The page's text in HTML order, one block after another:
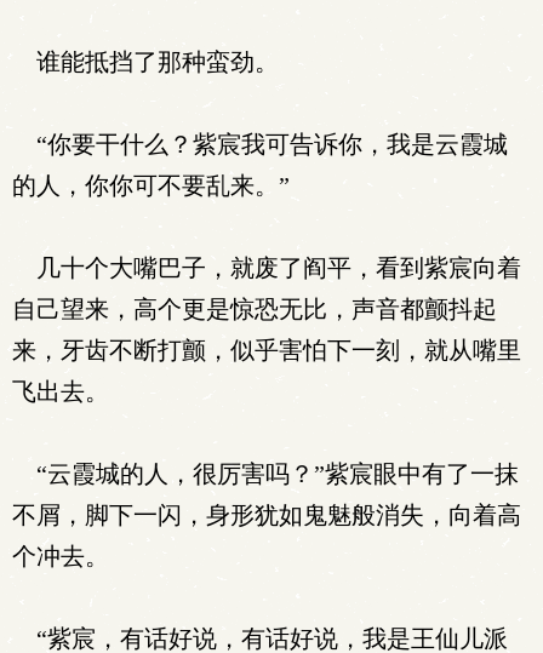
谁能抵挡了那种蛮劲。
“你要干什么？紫宸我可告诉你，我是云霞城
的人，你你可不要乱来。”
几十个大嘴巴子，就废了阎平，看到紫宸向着
自己望来，高个更是惊恐无比，声音都颤抖起
来，牙齿不断打颤，似乎害怕下一刻，就从嘴里
飞出去。
“云霞城的人，很厉害吗？”紫宸眼中有了一抹
不屑，脚下一闪，身形犹如鬼魅般消失，向着高
个冲去。
“紫宸，有话好说，有话好说，我是王仙儿派